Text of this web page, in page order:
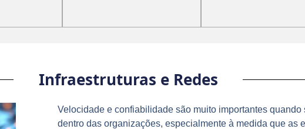
Infraestruturas e Redes
Velocidade e confiabilidade são muito importantes
dentro das organizações, especialmente à medida que as